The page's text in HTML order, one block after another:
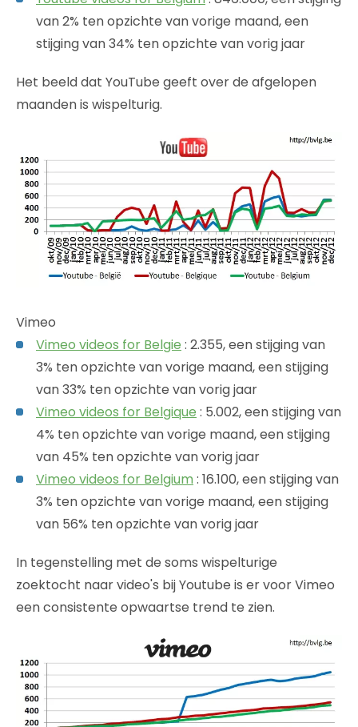
van 2% ten opzichte van vorige maand, een
stijging van 34% ten opzichte van vorig jaar
Het beeld dat YouTube geeft over de afgelopen
maanden is wispelturig.
Vimeo
Vimeo videos for Belgie : 2.355, een stijging van
3% ten opzichte van vorige maand, een stijging
van 33% ten opzichte van vorig jaar
Vimeo videos for Belgique : 5.002, een stijging van
4% ten opzichte van vorige maand, een stijging
van 45% ten opzichte van vorig jaar
Vimeo videos for Belgium : 16.100, een stijging van
3% ten opzichte van vorige maand, een stijging
van 56% ten opzichte van vorig jaar
In tegenstelling met de soms wispelturige
zoektocht naar video's bij Youtube is er voor Vimeo
een consistente opwaartse trend te zien.